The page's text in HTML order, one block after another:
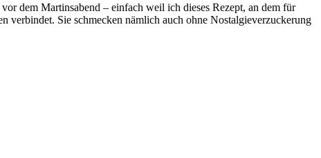
dem Martinsabend – einfach weil ich dieses Rezept, an dem für
Sie schmecken nämlich auch ohne Nostalgieverzuckerung